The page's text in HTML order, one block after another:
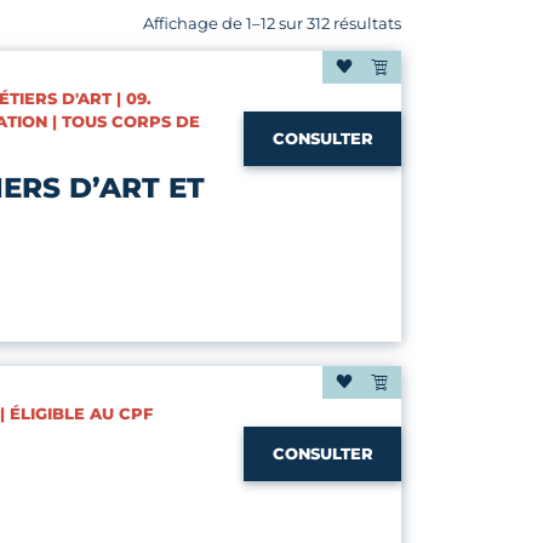
Affichage de 1–12 sur 312 résultats
D'ART | 09.
| TOUS CORPS DE
D’ART ET
CONSULTER
ÉLIGIBLE AU CPF
CONSULTER